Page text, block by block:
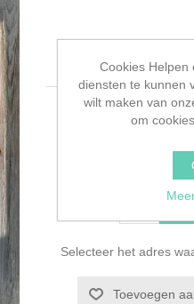
Selecteer het adres
Toevoegen
Cookies Helpen
diensten te kunnen
wilt maken van
om